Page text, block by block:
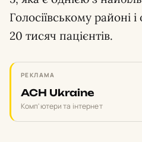
Голосіївському районі
20 тисяч пацієнтів.
РЕКЛАМА
ACH Ukraine
Комп'ютери та інтернет